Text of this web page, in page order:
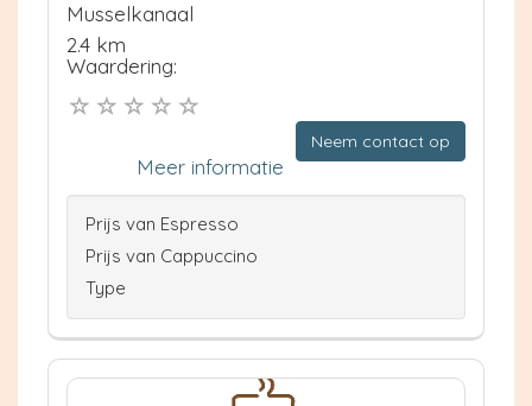
Musselkanaal
2.4 km
Waardering:
Neem contact op
Meer informatie
Prijs van Espresso
Prijs van Cappuccino
Type